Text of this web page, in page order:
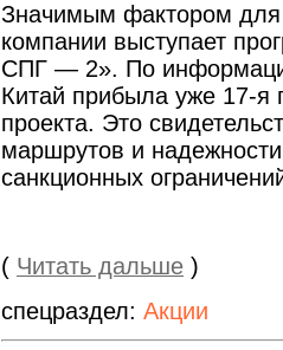
Значимым фактором для
компании выступает
СПГ — 2». По
Китай прибыла уже 17-я
проекта. Это
маршрутов и
санкционных
( Читать дальше )
спецраздел: Акции